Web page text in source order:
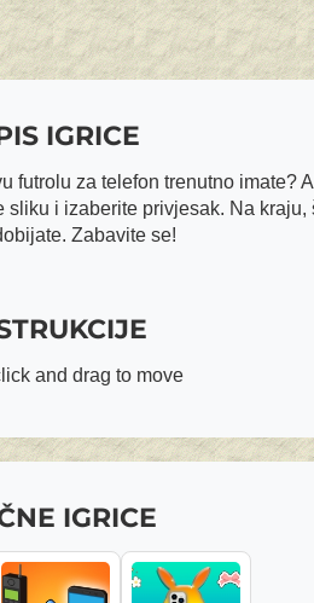
IGRICE
za telefon trenutno imate?
i izaberite privjesak. Na
Zabavite se!
and drag to move
IGRICE